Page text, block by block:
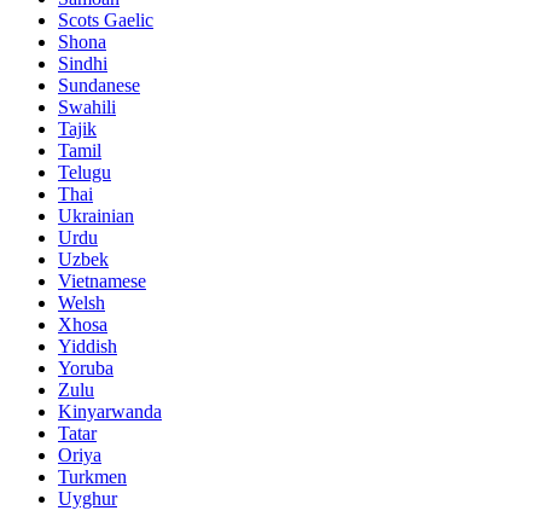
Scots Gaelic
Shona
Sindhi
Sundanese
Swahili
Tajik
Tamil
Telugu
Thai
Ukrainian
Urdu
Uzbek
Vietnamese
Welsh
Xhosa
Yiddish
Yoruba
Zulu
Kinyarwanda
Tatar
Oriya
Turkmen
Uyghur